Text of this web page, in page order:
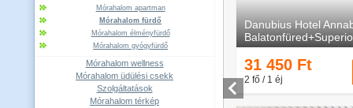
Mórahalom apartman
Mórahalom fürdő
Mórahalom élményfürdő
Mórahalom gyógyfürdő
Mórahalom wellness
Mórahalom üdülési csekk
Szolgáltatások
Mórahalom térkép